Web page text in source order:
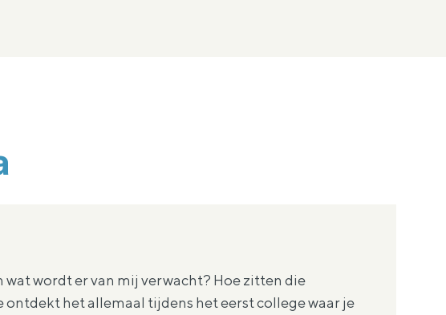
wordt er van mij verwacht? Hoe zitten die
ontdekt het allemaal tijdens het eerst college waar je